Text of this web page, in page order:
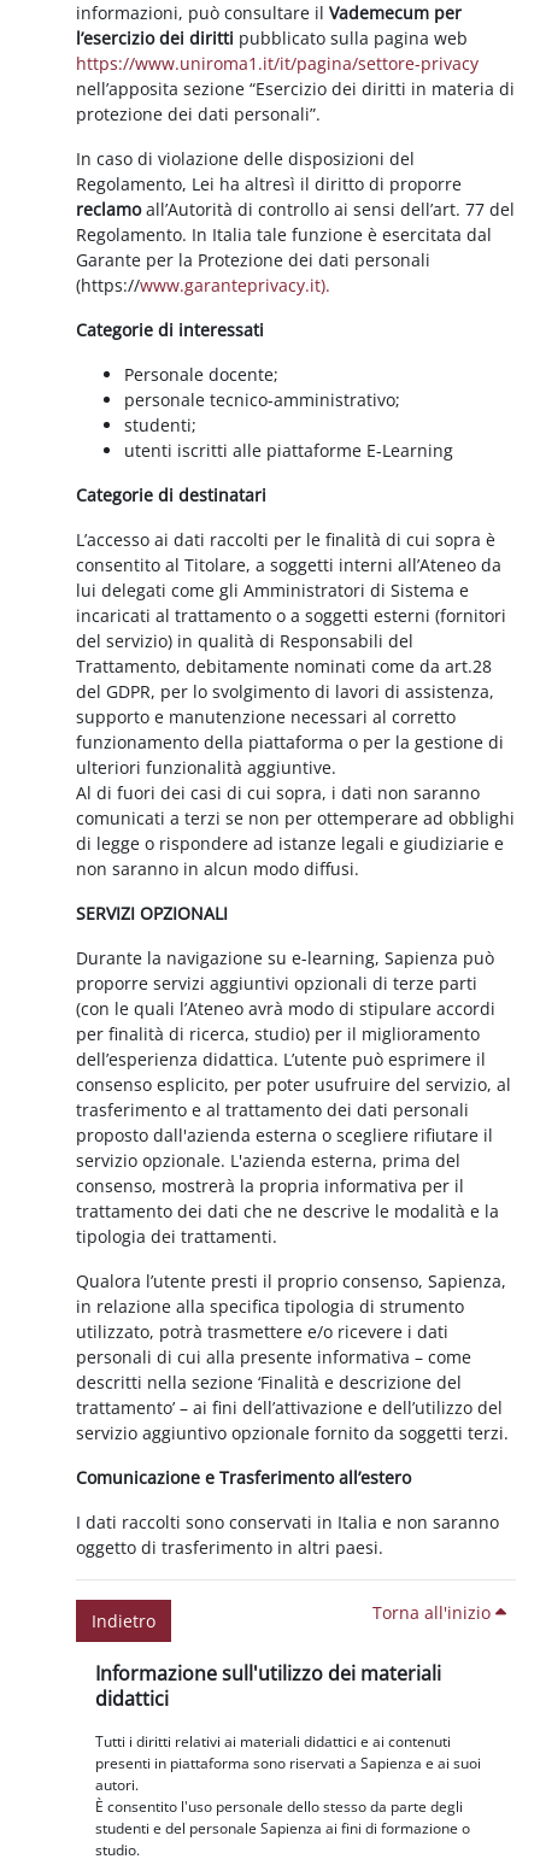
informazioni, può consultare ilVademecum per
l’esercizio dei diritti pubblicato sulla pagina web
https://www.uniroma1.it/it/pagina/settore-privacy
nell’apposita sezione “Esercizio dei diritti in materia di
protezione dei dati personali”.
In caso di violazione delle disposizioni del
Regolamento, Lei ha altresì il diritto di proporre
reclamoall’Autorità di controllo ai sensi dell’art. 77 del
Regolamento. In Italia tale funzione è esercitata dal
Garante per la Protezione dei dati personali
(https://www.garanteprivacy.it).
Categorie di interessati
Personale docente;
personale tecnico-amministrativo;
studenti;
utenti iscritti alle piattaforme E-Learning
Categorie di destinatari
L’accesso ai dati raccolti per le finalità di cui sopra è
consentito al Titolare, a soggetti interni all’Ateneo da
lui delegati come gli Amministratori di Sistema e
incaricati al trattamento o a soggetti esterni (fornitori
del servizio) in qualità di Responsabili del
Trattamento, debitamente nominati come da art.28
del GDPR, per lo svolgimento di lavori di assistenza,
supporto e manutenzione necessari al corretto
funzionamento della piattaforma o per la gestione di
ulteriori funzionalità aggiuntive.
Al di fuori dei casi di cui sopra, i dati non saranno
comunicati a terzi se non per ottemperare ad obblighi
di legge o rispondere ad istanze legali e giudiziarie e
non saranno in alcun modo diffusi.
SERVIZI OPZIONALI
Durante la navigazione su e-learning, Sapienza può
proporre servizi aggiuntivi opzionali di terze parti
(con le quali l’Ateneo avrà modo di stipulare accordi
per finalità di ricerca, studio) per il miglioramento
dell’esperienza didattica. L’utente può esprimere il
consenso esplicito, per poter usufruire del servizio, al
trasferimento e al trattamento dei dati personali
proposto dall'azienda esterna o scegliere rifiutare il
servizio opzionale. L'azienda esterna, prima del
consenso, mostrerà la propria informativa per il
trattamento dei dati che ne descrive le modalità e la
tipologia dei trattamenti.
Qualora l’utente presti il proprio consenso, Sapienza,
in relazione alla specifica tipologia di strumento
utilizzato, potrà trasmettere e/o ricevere i dati
personali di cui alla presente informativa – come
descritti nella sezione ‘Finalità e descrizione del
trattamento’ – ai fini dell’attivazione e dell’utilizzo del
servizio aggiuntivo opzionale fornito da soggetti terzi.
Comunicazione e Trasferimento all’estero
I dati raccolti sono conservati in Italia e non saranno
oggetto di trasferimento in altri paesi.
Indietro Torna all'inizio
Blocchi
Informazione sull'utilizzo dei materiali
didattici
Tutti i diritti relativi ai materiali didattici e ai contenuti
presenti in piattaforma sono riservati a Sapienza e ai suoi
autori.
È consentito l'uso personale dello stesso da parte degli
studenti e del personale Sapienza ai fini di formazione o
studio.